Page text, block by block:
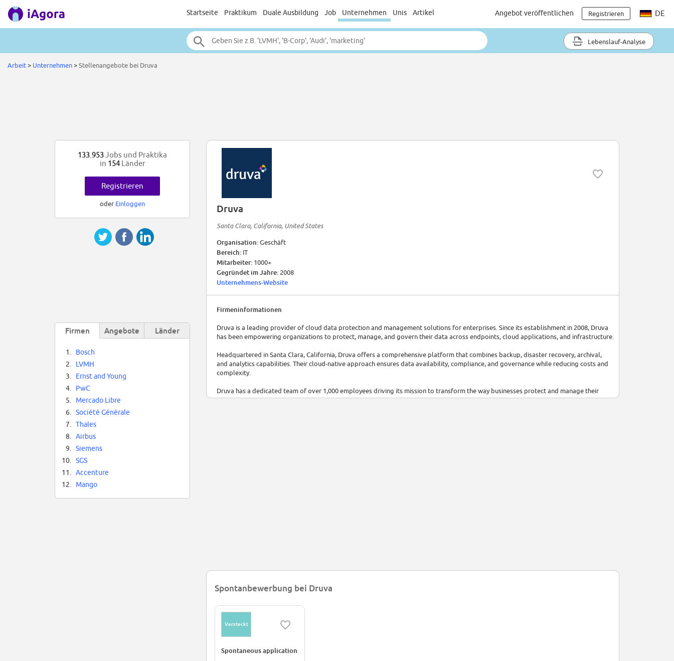
Startseite Praktikum Duale Ausbildung Job Unternehmen Unis Artikel Angebot veröffentlichen Registrieren DE
Lebenslauf-Analyse
Arbeit> Unternehmen>Stellenangebote bei Druva
Druva
Santa Clara, California, United States
Organisation:Geschäft
Bereich: IT
Mitarbeiter: 1000+
Gegründet im Jahre: 2008
Unternehmens-Website
Firmeninformationen
Druva is a leading provider of cloud data protection and management solutions for enterprises. Since its establishment in 2008, Druva
has been empowering organizations to protect, manage, and govern their data across endpoints, cloud applications, and infrastructure.
Headquartered in Santa Clara, California, Druva offers a comprehensive platform that combines backup, disaster recovery, archival,
and analytics capabilities. Their cloud-native approach ensures data availability, compliance, and governance while reducing costs and
complexity.
Druva has a dedicated team of over 1,000 employees driving its mission to transform the way businesses protect and manage their
data. The company has experienced significant growth and has garnered recognition for its innovative solutions. In 2021, Druva recieved
Spontanbewerbung bei Druva
Versteckt
Spontaneous application
133.953Jobs und Praktika
in 154Länder
Registrieren
oder Einloggen
Firmen Angebote Länder
1.
Bosch
2.
LVMH
3.
Ernst and Young
4.
PwC
5.
Mercado Libre
6.
Société Générale
7.
Thales
8.
Airbus
9.
Siemens
10.
SGS
11.
Accenture
12.
Mango